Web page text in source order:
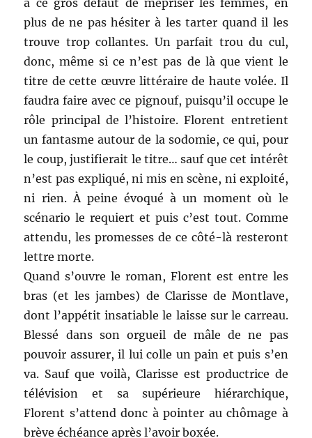
plus de ne pas hésiter à les tarter quand il les
trouve trop collantes. Un parfait trou du cul,
donc, même si ce n’est pas de là que vient le
titre de cette œuvre littéraire de haute volée. Il
faudra faire avec ce pignouf, puisqu’il occupe le
rôle principal de l’histoire. Florent entretient
un fantasme autour de la sodomie, ce qui, pour
le coup, justifierait le titre… sauf que cet intérêt
n’est pas expliqué, ni mis en scène, ni exploité,
ni rien. À peine évoqué à un moment où le
scénario le requiert et puis c’est tout. Comme
attendu, les promesses de ce côté-là resteront
lettre morte.
Quand s’ouvre le roman, Florent est entre les
bras (et les jambes) de Clarisse de Montlave,
dont l’appétit insatiable le laisse sur le carreau.
Blessé dans son orgueil de mâle de ne pas
pouvoir assurer, il lui colle un pain et puis s’en
va. Sauf que voilà, Clarisse est productrice de
télévision et sa supérieure hiérarchique,
Florent s’attend donc à pointer au chômage à
brève échéance après l’avoir boxée.